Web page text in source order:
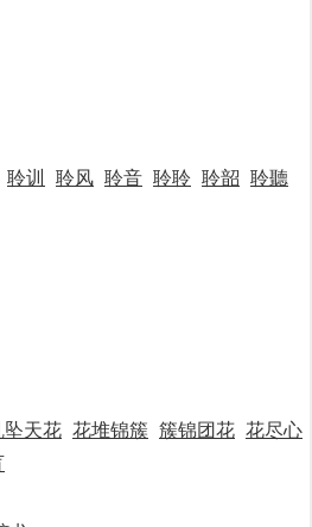
聆训 聆风 聆音 聆聆 聆韶 聆聽
坠天花 花堆锦簇 簇锦团花 花尽心